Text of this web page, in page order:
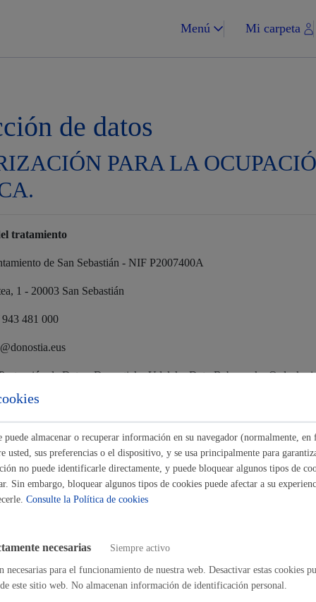
Menú Mi carpeta
Impuestos y multas
Euskera
de datos
PARA LA
tratamiento
de San Sebastián - NIF P2007400A
1 - 20003 San Sebastián
481 000
de Datos: Donostiako Udaleko Datu Babeserako
personal relativa a solicitudes de autorización de uso u
del archivo de oficina 5 años desde la finalización de la autorización.
Misión realizada en interés público o ejercicio de poderes
de la Ley 2/2016, de 7 de abril, de Instituciones Locales de
Decreto Legislativo 6/2015, de 30 de octubre, por el que se
y Seguridad Vial. - Art. 17.1.4) de la Ley 2/2016, de 7 de abril, de
almacenar o recuperar información en su navegador (normalmente, en
usted, sus preferencias o el dispositivo, y se usa principalmente para
no puede identificarle directamente, y puede bloquear algunos tipos de
Sin embargo, bloquear algunos tipos de cookies puede afectar a su
Consulte la Política de cookies
necesarias Siempre activo
necesarias para el funcionamiento de nuestra web. Desactivar estas cookies
este sitio web. No almacenan información de identificación personal.